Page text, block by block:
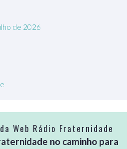
de 2026
Web Rádio Fraternidade
no caminho para